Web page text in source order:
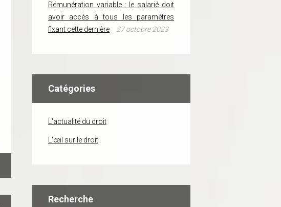
Rémunération variable : le salarié doit
avoir accès à tous les paramètres
fixant cette dernière
27 octobre 2023
Catégories
L'actualité du droit
L'œil sur le droit
Recherche